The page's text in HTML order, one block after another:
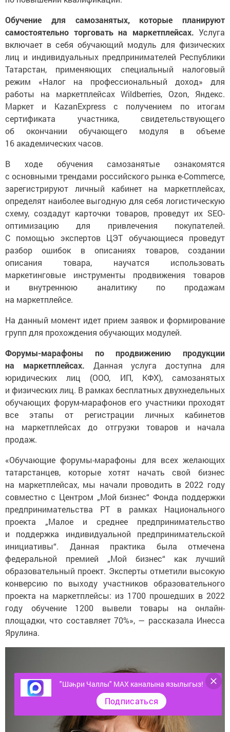
Обучение для самозанятых, которые планируют
самостоятельно торговать на маркетплейсах. Услуга
включает в себя обучающий модуль для физических
лиц и индивидуальных предпринимателей Республики
Татарстан, применяющих специальный налоговый
режим «Налог на профессиональный доход» для
работы на маркетплейсах Wildberries, Ozon, Яндекс.
Маркет и КazanExpress с получением по итогам
сертификата участника, свидетельствующего
об окончании обучающего модуля в объеме
16 академических часов.
В ходе обучения самозанятые ознакомятся
с основными трендами российского рынка e-Commerce,
зарегистрируют личный кабинет на маркетплейсах,
определят наиболее выгодную для себя логистическую
схему, создадут карточки товаров, проведут их SEO-
оптимизацию для привлечения покупателей.
С помощью экспертов ЦЭТ обучающиеся проведут
разбор ошибок в описаниях товаров, создании
описания товара, научатся использовать
маркетинговые инструменты продвижения товаров
и внутреннюю аналитику по продажам
на маркетплейсе.
На данный момент идет прием заявок и формирование
групп для прохождения обучающих модулей.
Форумы-марафоны по продвижению продукции
на маркетплейсах. Данная услуга доступна для
юридических лиц (ООО, ИП, КФХ), самозанятых
и физических лиц. В рамках бесплатных двухнедельных
обучающих форум-марафонов его участники проходят
все этапы от регистрации личных кабинетов
на маркетплейсах до отгрузки товаров и начала
продаж.
«Обучающие форумы-марафоны для всех желающих
татарстанцев, которые хотят начать свой бизнес
на маркетплейсах, мы начали проводить в 2022 году
совместно с Центром „Мой бизнес“ Фонда поддержки
предпринимательства РТ в рамках Национального
проекта „Малое и среднее предпринимательство
и поддержка индивидуальной предпринимательской
инициативы“. Данная практика была отмечена
федеральной премией „Мой бизнес“ как лучший
образовательный проект. Эксперты отметили высокую
конверсию по выходу участников образовательного
проекта на маркетплейсы: из 1700 прошедших в 2022
году обучение 1200 вывели товары на онлайн-
площадки, что составляет 70%», — рассказала Инесса
Ярулина.
"Шәһри Чаллы" MAX каналына язылыгыз!
Подписаться